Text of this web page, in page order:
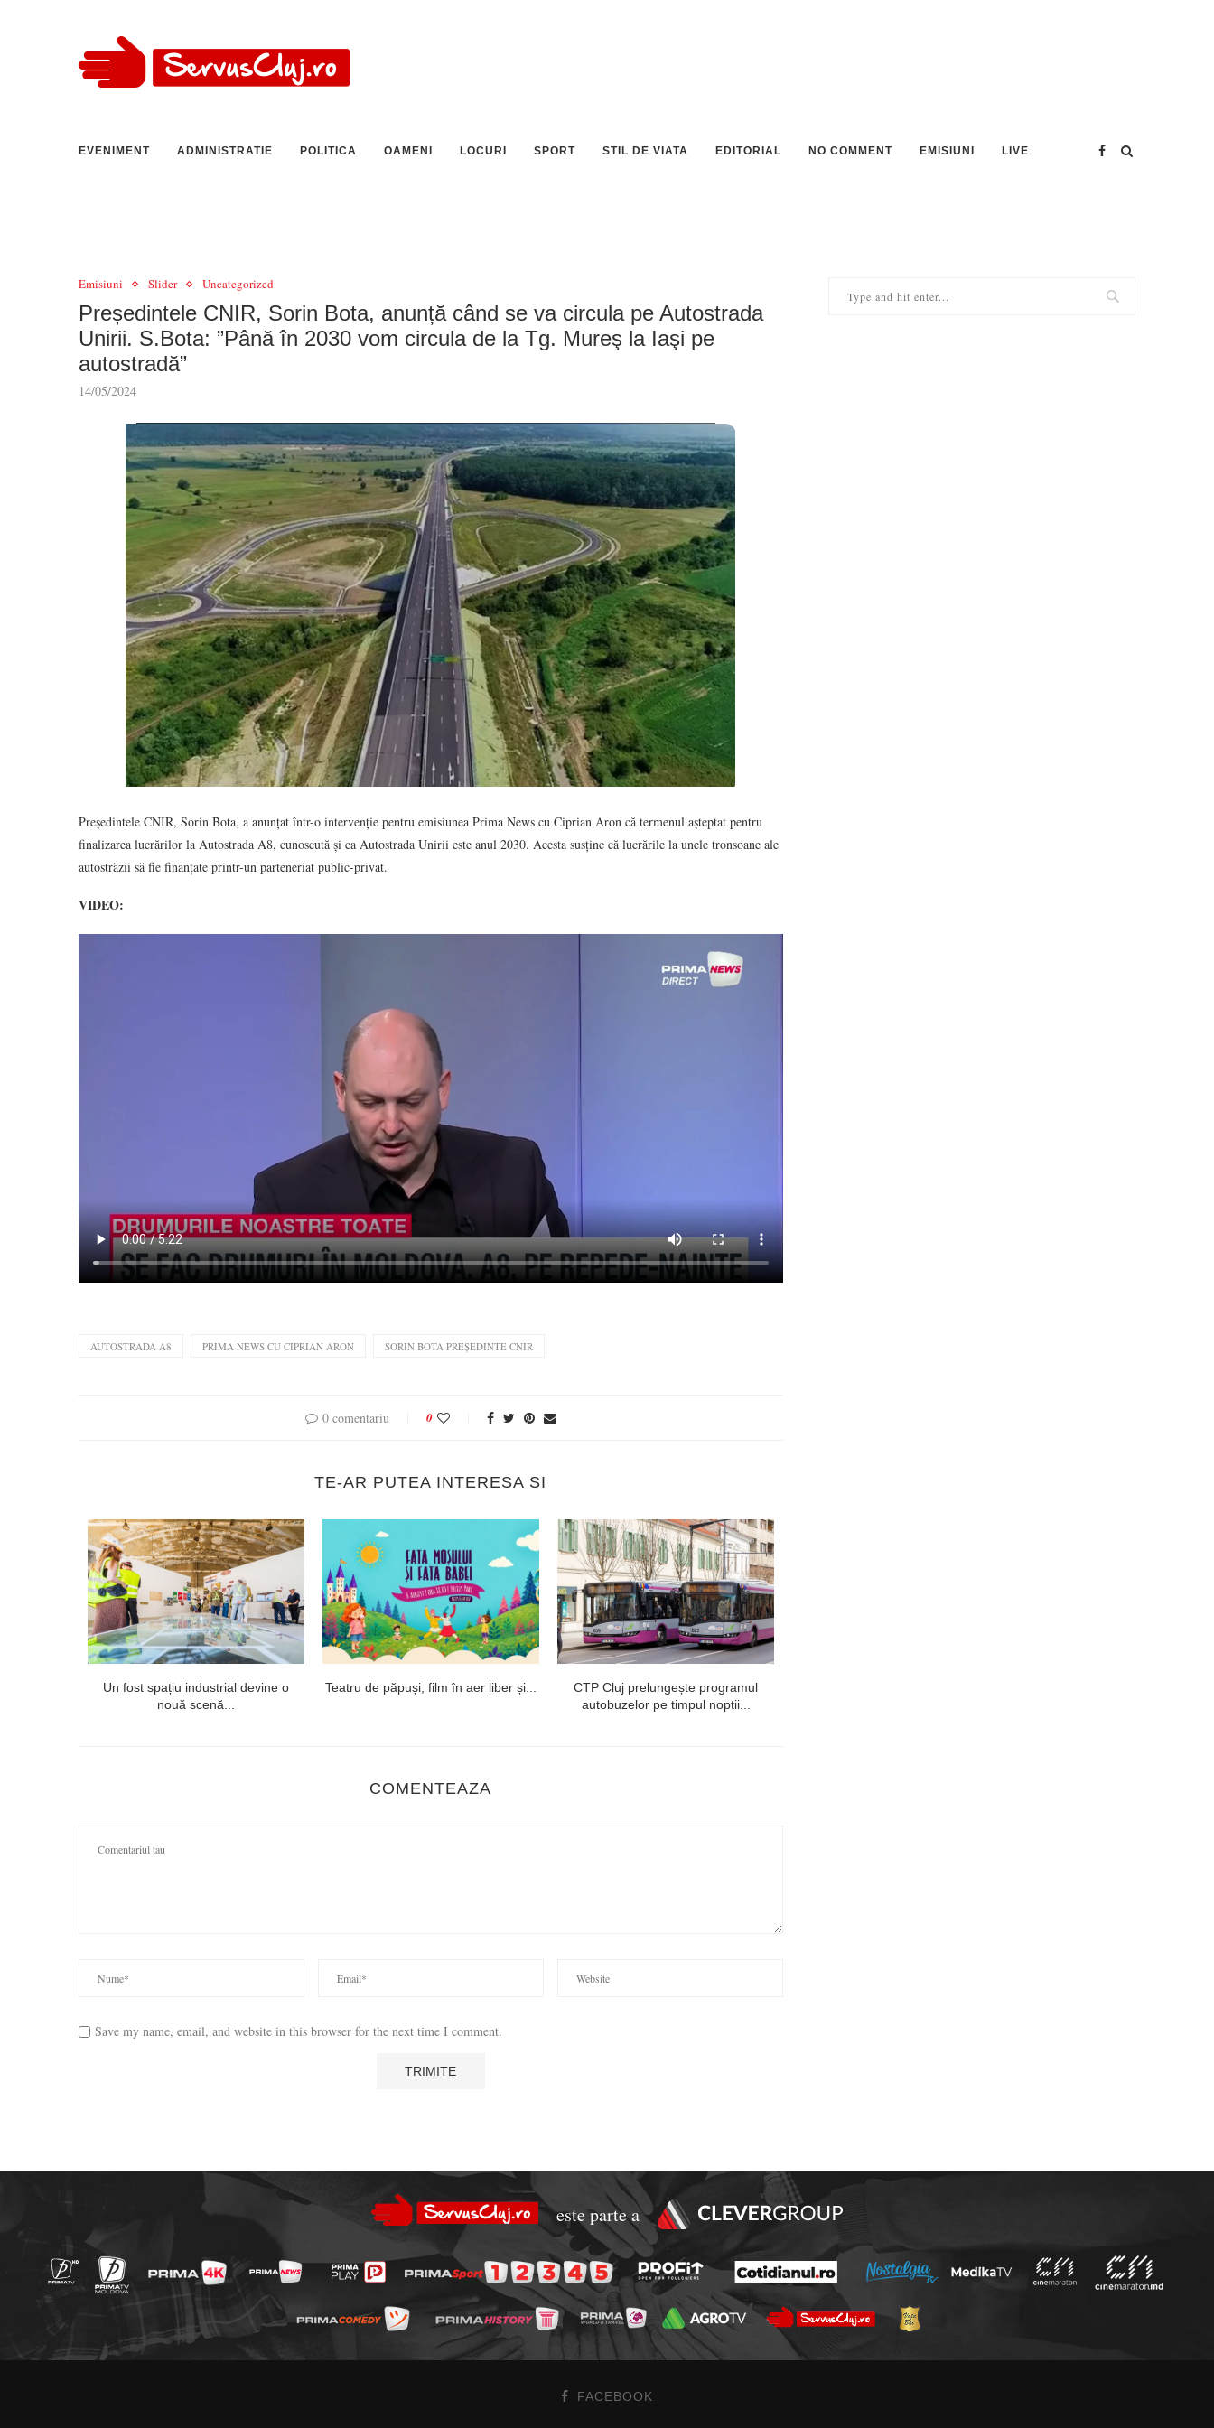
EVENIMENT ADMINISTRATIE POLITICA OAMENI LOCURI SPORT STIL DE VIATA EDITORIAL NO COMMENT EMISIUNI LIVE
Emisiuni Slider Uncategorized
Președintele CNIR, Sorin Bota, anunță când se va circula pe Autostrada
Unirii. S.Bota: ”Până în 2030 vom circula de la Tg. Mureş la Iaşi pe
autostradă”
14/05/2024
Președintele CNIR, Sorin Bota, a anunțat într-o intervenție pentru emisiunea Prima News cu Ciprian Aron că termenul așteptat pentru
finalizarea lucrărilor la Autostrada A8, cunoscută și ca Autostrada Unirii este anul 2030. Acesta susține că lucrările la unele tronsoane ale
autostrăzii să fie finanțate printr-un parteneriat public-privat.
VIDEO:
AUTOSTRADA A8 PRIMA NEWS CU CIPRIAN ARON SORIN BOTA PREȘEDINTE CNIR
0 comentariu 0
TE-AR PUTEA INTERESA SI
Un fost spațiu industrial devine o
nouă scenă...
Teatru de păpuși, film în aer liber și...
CTP Cluj prelungește programul
autobuzelor pe timpul nopții...
COMENTEAZA
Save my name, email, and website in this browser for the next time I comment.
este parte a
FACEBOOK